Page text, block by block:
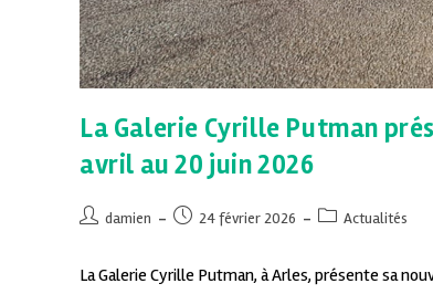
La Galerie Cyrille Putman
avril au 20 juin 2026
damien 24 février 2026 Actualités
La Galerie Cyrille Putman, à Arles, présente sa